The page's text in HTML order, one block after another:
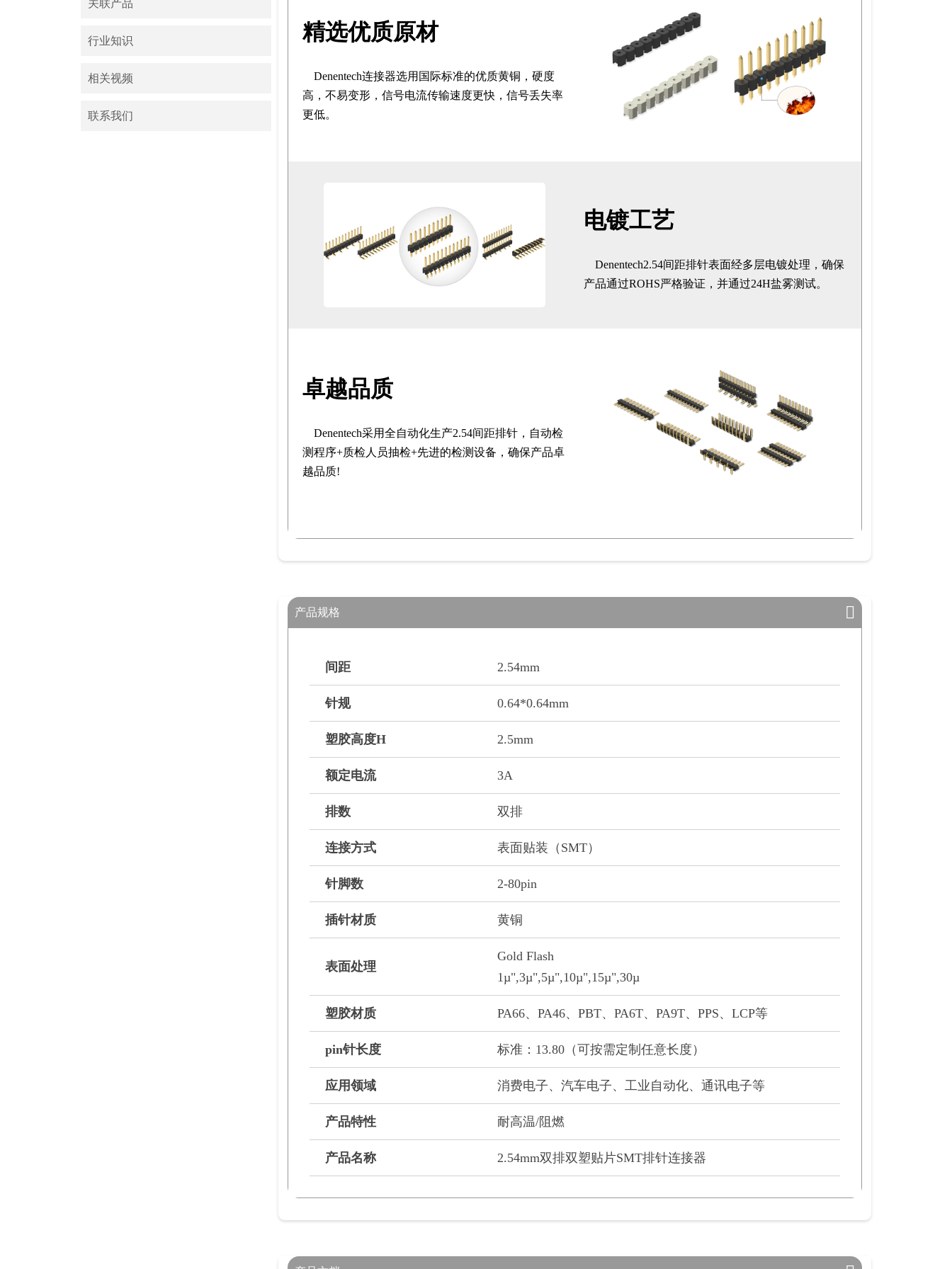
关联产品
行业知识
相关视频
联系我们
精选优质原材
Denentech连接器选用国际标准的优质黄铜，硬度
高，不易变形，信号电流传输速度更快，信号丢失率
更低。
电镀工艺
Denentech2.54间距排针表面经多层电镀处理，确保
产品通过ROHS严格验证，并通过24H盐雾测试。
卓越品质
Denentech采用全自动化生产2.54间距排针，自动检
测程序+质检人员抽检+先进的检测设备，确保产品卓
越品质!
产品规格
间距 2.54mm
针规 0.64*0.64mm
塑胶高度H 2.5mm
额定电流 3A
排数 双排
连接方式 表面贴装（SMT）
针脚数 2-80pin
插针材质 黄铜
表面处理
Gold Flash
1µ",3µ",5µ",10µ",15µ",30µ
塑胶材质 PA66、PA46、PBT、PA6T、PA9T、PPS、LCP等
pin针长度 标准：13.80（可按需定制任意长度）
应用领域 消费电子、汽车电子、工业自动化、通讯电子等
产品特性 耐高温/阻燃
产品名称 2.54mm双排双塑贴片SMT排针连接器